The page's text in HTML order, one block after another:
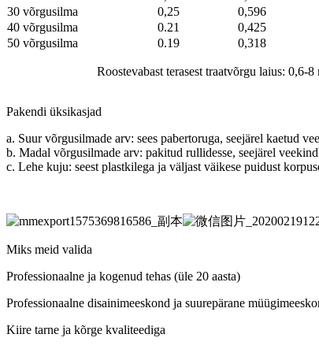
30 võrgusilma
0,25 0,596
40 võrgusilma
0.21 0,425
50 võrgusilma
0.19 0,318
Roostevabast terasest traatvõrgu laius: 0,6-8
Pakendi üksikasjad
a. Suur võrgusilmade arv: sees pabertoruga, seejärel kaetud
b. Madal võrgusilmade arv: pakitud rullidesse, seejärel
c. Lehe kuju: seest plastkilega ja väljast väikese puidust
Miks meid valida
Professionaalne ja kogenud tehas (üle 20 aasta)
Professionaalne disainimeeskond ja suurepärane
Kiire tarne ja kõrge kvaliteediga